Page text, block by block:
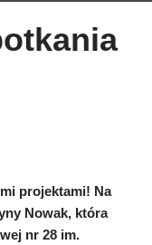
projektami! Na
Nowak, która
nr 28 im.